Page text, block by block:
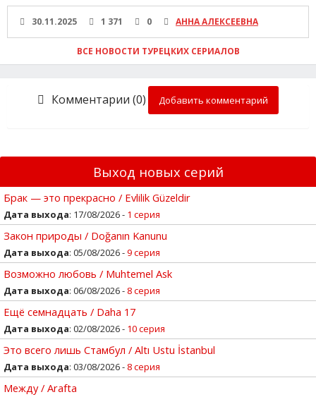
30.11.2025 1 371 0 АННА АЛЕКСЕЕВНА
ВСЕ НОВОСТИ ТУРЕЦКИХ СЕРИАЛОВ
Комментарии (0) Добавить комментарий
Выход новых серий
Брак — это прекрасно / Evlilik Güzeldir
Дата выхода: 17/08/2026 - 1 серия
Закон природы / Doğanın Kanunu
Дата выхода: 05/08/2026 -9 серия
Возможно любовь / Muhtemel Ask
Дата выхода: 06/08/2026 - 8 серия
Ещё семнадцать / Daha 17
Дата выхода: 02/08/2026 - 10 серия
Это всего лишь Стамбул / Altı Ustu İstanbul
Дата выхода: 03/08/2026 - 8 серия
Между / Arafta